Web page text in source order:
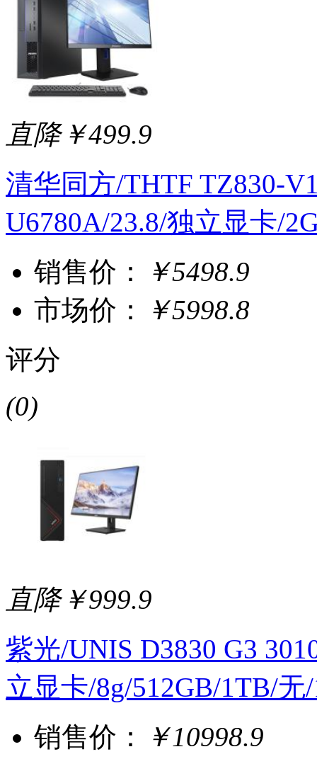
直降￥499.9
清华同方/THTF TZ830-
U6780A/23.8/独立显卡/
销售价：
￥5498.9
市场价：
￥5998.8
评分
(0)
直降￥999.9
紫光/UNIS D3830 G3
立显卡/8g/512GB/1TB/无
销售价：
￥10998.9